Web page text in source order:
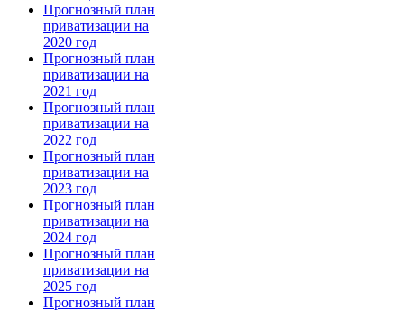
Прогнозный план
приватизации на
2020 год
Прогнозный план
приватизации на
2021 год
Прогнозный план
приватизации на
2022 год
Прогнозный план
приватизации на
2023 год
Прогнозный план
приватизации на
2024 год
Прогнозный план
приватизации на
2025 год
Прогнозный план